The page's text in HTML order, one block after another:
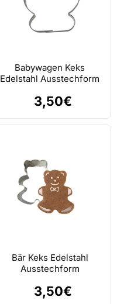
Babywagen Keks
Edelstahl Ausstechform
3,50€
Bär Keks Edelstahl
Ausstechform
3,50€